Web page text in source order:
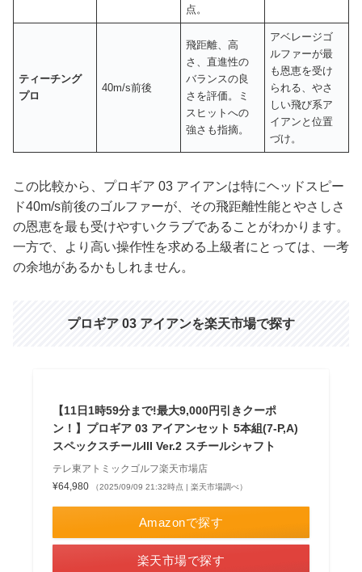
点。
ティーチング
プロ
40m/s前後
飛距離、高
さ、直進性の
バランスの良
さを評価。ミ
スヒットへの
強さも指摘。
アベレージゴ
ルファーが最
も恩恵を受け
られる、やさ
しい飛び系ア
イアンと位置
づけ。
この比較から、プロギア 03 アイアンは特にヘッドスピー
ド40m/s前後のゴルファーが、その飛距離性能とやさしさ
の恩恵を最も受けやすいクラブであることがわかります。
一方で、より高い操作性を求める上級者にとっては、一考
の余地があるかもしれません。
プロギア 03 アイアンを楽天市場で探す
【11日1時59分まで!最大9,000円引きクーポ
ン！】プロギア 03 アイアンセット 5本組(7-P,A)
スペックスチールIII Ver.2 スチールシャフト
テレ東アトミックゴルフ楽天市場店
¥64,980
（2025/09/09 21:32時点 | 楽天市場調べ）
Amazonで探す
楽天市場で探す